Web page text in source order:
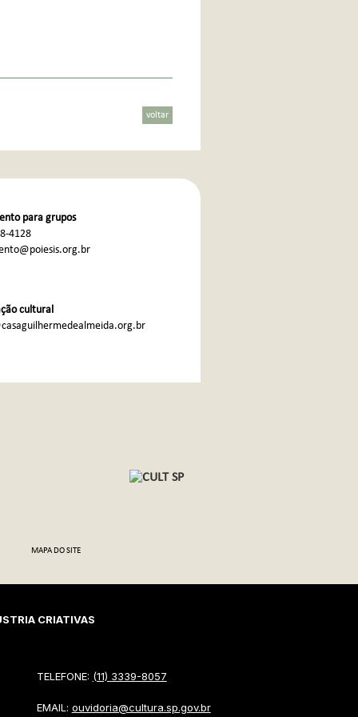
voltar
para grupos
4128
cultural
MAPA DO SITE
CRIATIVAS
TELEFONE: (11) 3339-8057
EMAIL: ouvidoria@cultura.sp.gov.br